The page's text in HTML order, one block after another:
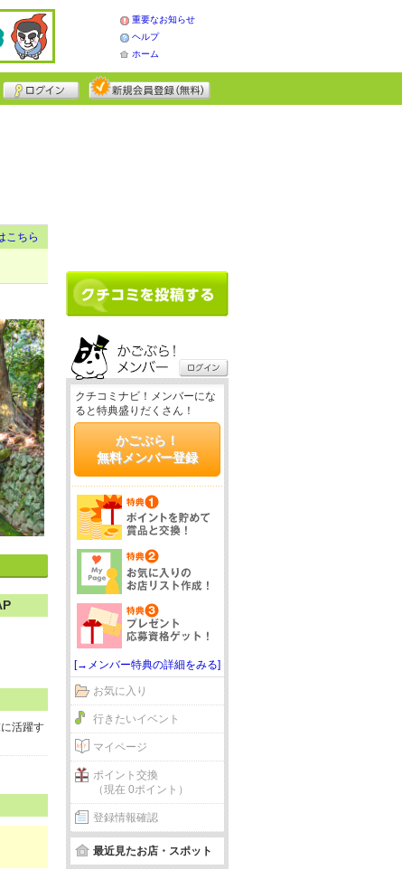
重要なお知らせ
ヘルプ
ホーム
こちら
活躍す
クチコミナビ！メンバーにな
ると特典盛りだくさん！
かごぶら！
無料メンバー登録
[→メンバー特典の詳細をみる]
お気に入り
行きたいイベント
マイページ
ポイント交換
（現在 0ポイント）
登録情報確認
最近見たお店・スポット